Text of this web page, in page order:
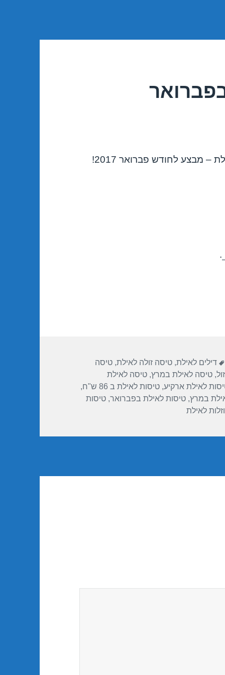
מבצע לחודש פברואר 2017!
.
תגיות
דילים לאילת,טיסה זולה לאילת,טיסה
,טיסה לאילת במרץ,טיסה לאילת
לאילת ארקיע,טיסות לאילת ב 86 ש"ח
,
במרץ,טיסות לאילת בפברואר,טיסות
לאילת